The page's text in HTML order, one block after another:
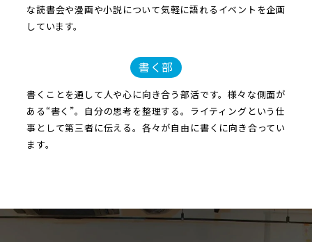
な読書会や漫画や小説について気軽に語れるイベントを企画
しています。
書く部
書くことを通して人や心に向き合う部活です。様々な側面が
ある“書く”。自分の思考を整理する。ライティングという仕
事として第三者に伝える。各々が自由に書くに向き合ってい
ます。